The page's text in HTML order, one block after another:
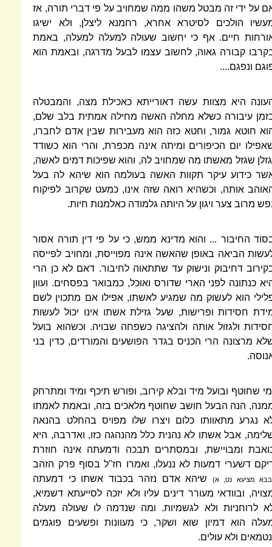
על ידי זה מבטל משהו ממה שמחויב על פי דברי תורה, אז
הולכים לסיטרא אחרא, רחמנא ליצלן, ולא ישיגו
חיים. אף כי יחשוב שעולה למעלה למעלה, באמת
קבורה גאוה, לחשוב עצמו לבעל מדרגה, ובאמת הוא
ונפגם....
היא מצוות עשה דאורייתא כאכילת מצה, והמבטלה
עיבורה כשלא מחלה האשה מחילה אמתית בלב שלם,
חוטא גמור, וחטא כזה הוא מעבירות שבין אדם לחברו,
יום הכיפורים ומיתה אינה מכפרת, והרי הוא כשודד
שגזל מאשתו מה שמחויב לה, והוא שפיכות דמים לאשה,
כידוע עיקר תקוות האשה בעולמה הוא שיהא לה בעל
אותה, וכשהיא רואה שזה אינו, כמעט שקרוב לפיקוח
מרוב צער ויגון על היותה גלמודה כאלמנות חיות.
החיבור ... והוא מדינא ממש, כי על פי דין תורה אסור
הביאה באופן שהאשה אינה מפוייסת, ומחויב לפייסה
דחיבוק ונישוק עד שתתאוה לחיבור. דאם לא כן הרי
כנתונה לפני הארי שדורס ואוכל, כמבואר בפסחים. ועוון
הוא לעשוק מה שמגיע לאשתו, אפילו אם מתכוין לשם
חסידות ופרישות, שעל גזילת אשתו אינו יכול לעשות
ולגזול אותה ולהציגה כשפחה שבויה. וכשהוא בועל
מרצונה הרי הכניס בגדר הפושעים והמורדים, כדין בני
שחוטף ובועל מיד ובלא קירוב, ופורש תיכף ומיד ומתרחק
הנה הבעל חושב שחוטף מלאכים בזה, ובאמת לאמתו
נגרע מתאוותו כלום ויצרו שלו מפויס בהחלט בהנאה
אבל אשתו לא נהנית כלל מהנהגה כזו, ואדרבה, היא
ומבויישת, ובמסתרים תבכה ודמעתה אינה חוזרת
דשערי דמעות לא ננעלו, ואמרו חז"ל בסוף פרק הזהב
מציעא נט, א)
שיהא אדם נזהר בכבוד אשתו כי דמעתה
ובוודאי מעורר דינים עליו ולא יזכה לסייעתא דשמיא,
לרוחניות ולא לגשמיות. ומה שנדמה לו שעולה מעלה
הוא דמיון שוא ושקר, כי מעוונות ופשעים פוגמים
ולא עולים.